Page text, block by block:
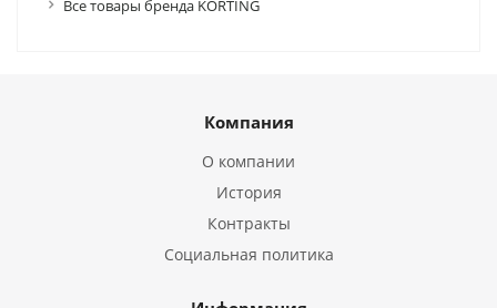
Все товары бренда KORTING
Компания
О компании
История
Контракты
Социальная политика